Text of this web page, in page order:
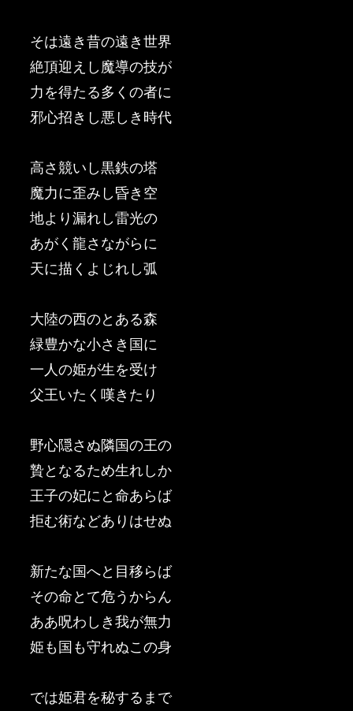
そは遠き昔の遠き世界
絶頂迎えし魔導の技が
力を得たる多くの者に
邪心招きし悪しき時代
高さ競いし黒鉄の塔
魔力に歪みし昏き空
地より漏れし雷光の
あがく龍さながらに
天に描くよじれし弧
大陸の西のとある森
緑豊かな小さき国に
一人の姫が生を受け
父王いたく嘆きたり
野心隠さぬ隣国の王の
贄となるため生れしか
王子の妃にと命あらば
拒む術などありはせぬ
新たな国へと目移らば
その命とて危うからん
ああ呪わしき我が無力
姫も国も守れぬこの身
では姫君を秘するまで